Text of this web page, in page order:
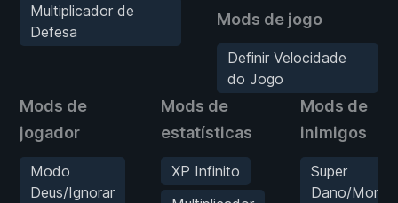
Multiplicador de
Defesa
Mods de jogo
Definir Velocidade
do Jogo
Mods de
jogador
Modo
Deus/Ignorar
Mods de
estatísticas
XP Infinito
Mods de
inimigos
Super
Dano/